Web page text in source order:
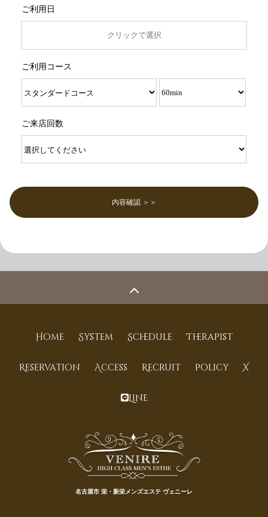
ご利用日
ご利用コース
ご来店回数
内容確認 ＞＞
Home System Schedule Therapist
Reservation Access Recruit Policy X
Line
名古屋市 栄・新栄メンズエステ ヴェニーレ